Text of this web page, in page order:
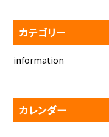
カテゴリー
information
カレンダー